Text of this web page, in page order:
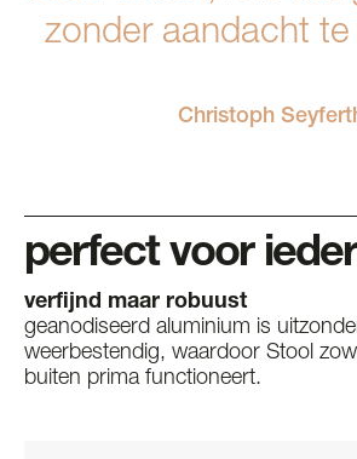
zonder aandacht te
Christoph
perfect voor
verfijnd maar robuust
geanodiseerd aluminium is
weerbestendig, waardoor Stool
buiten prima functioneert.